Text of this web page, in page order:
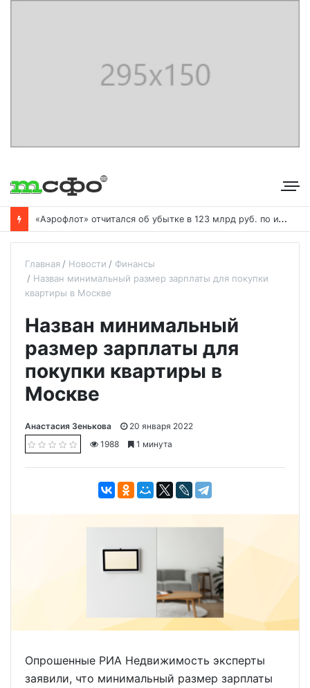
«
Аэрофлот» отчитался об убытке в 123 млрд руб. по итогам года пандемии
Главная Новости
Финансы
Назван минимальный размер зарплаты для покупки
квартиры в Москве
Назван минимальный
размер зарплаты для
покупки квартиры в
Москве
Анастасия Зенькова
20 января 2022
1988
1 минута
Опрошенные РИА Недвижимость эксперты
заявили, что минимальный размер зарплаты